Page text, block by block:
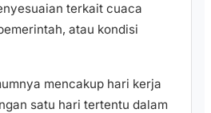
terkait cuaca
atau kondisi
mencakup hari kerja
satu hari tertentu dalam